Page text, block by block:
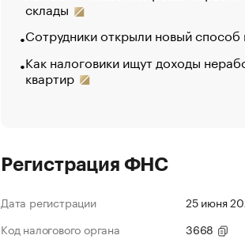
склады
Сотрудники открыли новый
Как налоговики ищут доходы
квартир
Регистрация ФНС
Дата регистрации
25 июня
Код налогового органа
3668